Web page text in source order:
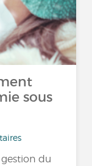
sous
du